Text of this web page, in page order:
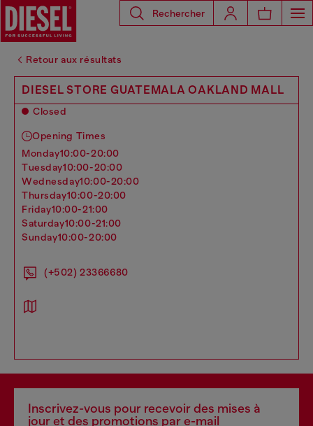
Rechercher
Retour aux résultats
DIESEL STORE GUATEMALA OAKLAND MALL
Closed
Opening Times
monday10:00-20:00
tuesday10:00-20:00
wednesday10:00-20:00
thursday10:00-20:00
friday10:00-21:00
saturday10:00-21:00
sunday10:00-20:00
(+502) 23366680
Inscrivez-vous pour recevoir des mises à
jour et des promotions par e-mail